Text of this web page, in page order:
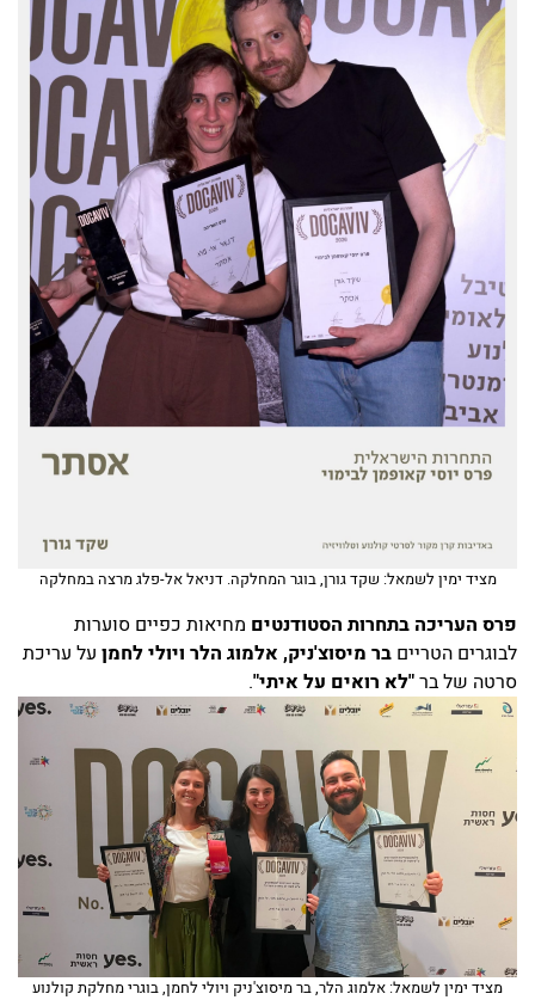
מציד ימין לשמאל: שקד גורן, בוגר המחלקה. דניאל אל-פלג מרצה במחלקה
פרס העריכה בתחרות הסטודנטים מחיאות כפיים סוערות
לבוגרים הטריים בר מיסוצ'ניק, אלמוג הלר ויולי לחמן על עריכת
סרטה של בר"לא רואים על איתי".
מציד ימין לשמאל: אלמוג הלר, בר מיסוצ'ניק ויולי לחמן, בוגרי מחלקת קולנוע